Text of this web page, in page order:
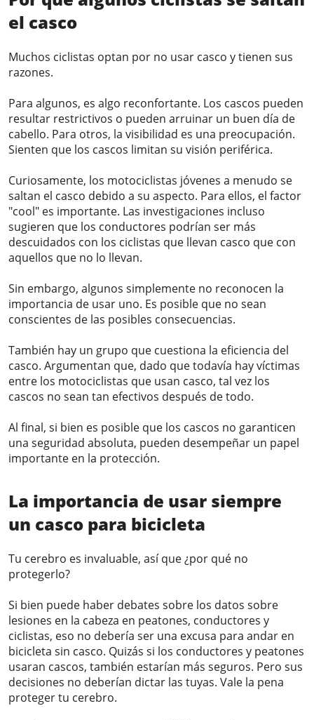
el casco
Muchos ciclistas optan por no usar casco y tienen sus
razones.
Para algunos, es algo reconfortante. Los cascos pueden
resultar restrictivos o pueden arruinar un buen día de
cabello. Para otros, la visibilidad es una preocupación.
Sienten que los cascos limitan su visión periférica.
Curiosamente, los motociclistas jóvenes a menudo se
saltan el casco debido a su aspecto. Para ellos, el factor
"cool" es importante. Las investigaciones incluso
sugieren que los conductores podrían ser más
descuidados con los ciclistas que llevan casco que con
aquellos que no lo llevan.
Sin embargo, algunos simplemente no reconocen la
importancia de usar uno. Es posible que no sean
conscientes de las posibles consecuencias.
También hay un grupo que cuestiona la eficiencia del
casco. Argumentan que, dado que todavía hay víctimas
entre los motociclistas que usan casco, tal vez los
cascos no sean tan efectivos después de todo.
Al final, si bien es posible que los cascos no garanticen
una seguridad absoluta, pueden desempeñar un papel
importante en la protección.
La importancia de usar siempre
un casco para bicicleta
Tu cerebro es invaluable, así que ¿por qué no
protegerlo?
Si bien puede haber debates sobre los datos sobre
lesiones en la cabeza en peatones, conductores y
ciclistas, eso no debería ser una excusa para andar en
bicicleta sin casco. Quizás si los conductores y peatones
usaran cascos, también estarían más seguros. Pero sus
decisiones no deberían dictar las tuyas. Vale la pena
proteger tu cerebro.